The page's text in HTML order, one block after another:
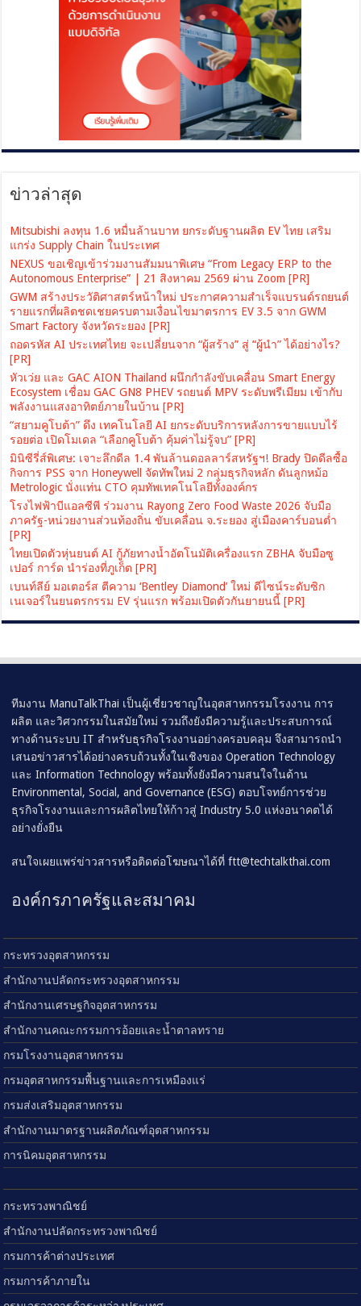
ข่าวล่าสุด
Mitsubishi ลงทุน 1.6 หมื่นล้านบาท ยกระดับฐานผลิต EV ไทย เสริม
แกร่ง Supply Chain ในประเทศ
NEXUS ขอเชิญเข้าร่วมงานสัมมนาพิเศษ “From Legacy ERP to the
Autonomous Enterprise” | 21 สิงหาคม 2569 ผ่าน Zoom [PR]
GWM สร้างประวัติศาสตร์หน้าใหม่ ประกาศความสำเร็จแบรนด์รถยนต์
รายแรกที่ผลิตชดเชยครบตามเงื่อนไขมาตรการ EV 3.5 จาก GWM
Smart Factory จังหวัดระยอง [PR]
ถอดรหัส AI ประเทศไทย จะเปลี่ยนจาก “ผู้สร้าง” สู่ “ผู้นำ” ได้อย่างไร?
[PR]
หัวเว่ย และ GAC AION Thailand ผนึกกำลังขับเคลื่อน Smart Energy
Ecosystem เชื่อม GAC GN8 PHEV รถยนต์ MPV ระดับพรีเมียม เข้ากับ
พลังงานแสงอาทิตย์ภายในบ้าน [PR]
“สยามคูโบต้า” ดึง เทคโนโลยี AI ยกระดับบริการหลังการขายแบบไร้
รอยต่อ เปิดโมเดล “เลือกคูโบต้า คุ้มค่าไม่รู้จบ” [PR]
มินิซีรี่ส์พิเศษ: เจาะลึกดีล 1.4 พันล้านดอลลาร์สหรัฐฯ! Brady ปิดดีลซื้อ
กิจการ PSS จาก Honeywell จัดทัพใหม่ 2 กลุ่มธุรกิจหลัก ดันลูกหม้อ
Metrologic นั่งแท่น CTO คุมทัพเทคโนโลยีทั้งองค์กร
โรงไฟฟ้าบีแอลซีพี ร่วมงาน Rayong Zero Food Waste 2026 จับมือ
ภาครัฐ-หน่วยงานส่วนท้องถิ่น ขับเคลื่อน จ.ระยอง สู่เมืองคาร์บอนต่ำ
[PR]
ไทยเปิดตัวหุ่นยนต์ AI กู้ภัยทางน้ำอัตโนมัติเครื่องแรก ZBHA จับมือซู
เปอร์ การ์ด นำร่องที่ภูเก็ต [PR]
เบนท์ลีย์ มอเตอร์ส ตีความ ‘Bentley Diamond’ ใหม่ ดีไซน์ระดับซิก
เนเจอร์ในยนตรกรรม EV รุ่นแรก พร้อมเปิดตัวกันยายนนี้ [PR]
ทีมงาน ManuTalkThai เป็นผู้เชี่ยวชาญในอุตสาหกรรมโรงงาน การ
ผลิต และวิศวกรรมในสมัยใหม่ รวมถึงยังมีความรู้และประสบการณ์
ทางด้านระบบ IT สำหรับธุรกิจโรงงานอย่างครอบคลุม จึงสามารถนำ
เสนอข่าวสารได้อย่างครบถ้วนทั้งในเชิงของ Operation Technology
และ Information Technology พร้อมทั้งยังมีความสนใจในด้าน
Environmental, Social, and Governance (ESG) ตอบโจทย์การช่วย
ธุรกิจโรงงานและการผลิตไทยให้ก้าวสู่ Industry 5.0 แห่งอนาคตได้
อย่างยั่งยืน
สนใจเผยแพร่ข่าวสารหรือติดต่อโฆษณาได้ที่ftt@techtalkthai.com
องค์กรภาครัฐและสมาคม
กระทรวงอุตสาหกรรม
สำนักงานปลัดกระทรวงอุตสาหกรรม
สำนักงานเศรษฐกิจอุตสาหกรรม
สำนักงานคณะกรรมการอ้อยและน้ำตาลทราย
กรมโรงงานอุตสาหกรรม
กรมอุตสาหกรรมพื้นฐานและการเหมืองแร่
กรมส่งเสริมอุตสาหกรรม
สำนักงานมาตรฐานผลิตภัณฑ์อุตสาหกรรม
การนิคมอุตสาหกรรม
กระทรวงพาณิชย์
สำนักงานปลัดกระทรวงพาณิชย์
กรมการค้าต่างประเทศ
กรมการค้าภายใน